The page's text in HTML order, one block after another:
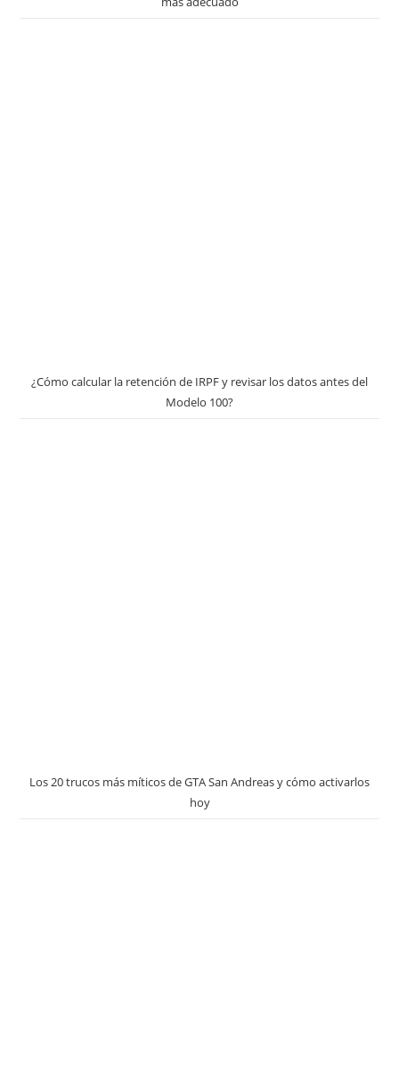
¿Cómo calcular la retención de IRPF y revisar los datos antes del
Modelo 100?
Los 20 trucos más míticos de GTA San Andreas y cómo activarlos
hoy